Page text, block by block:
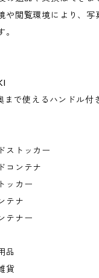
や閲覧環境により、
。
まで使えるハンドル付
ストッカー
コンテナ
ッカー
テナ
テナー
品
貨